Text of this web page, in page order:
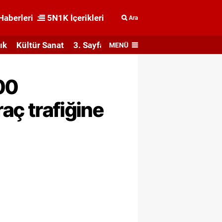
5N1K İçerikleri Ara
Kültür Sanat 3. Sayfa MENÜ
trafiğine